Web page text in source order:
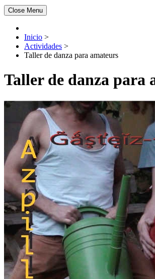
Close Menu
Inicio >
Actividades >
Taller de danza para amateurs
Taller de danza para